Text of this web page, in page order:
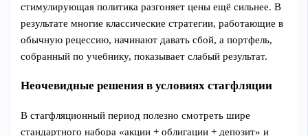
стимулирующая политика разгоняет цены ещё сильнее. В
результате многие классические стратегии, работающие в
обычную рецессию, начинают давать сбой, а портфель,
собранный по учебнику, показывает слабый результат.
Неочевидные решения в условиях стагфляции
В стагфляционный период полезно смотреть шире
стандартного набора «акции + облигации + депозит» и